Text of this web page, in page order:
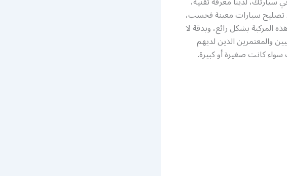
تصليح سيارات معينة فحسب،
المركبة بشكل رائع، وبدقة لا
والمعتمرين الذين لديهم
سواء كانت صغيرة أو كبيرة.